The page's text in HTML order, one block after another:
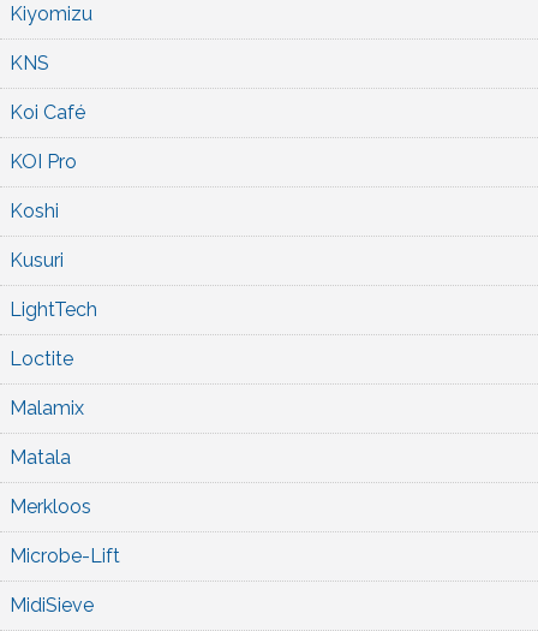
Kiyomizu
KNS
Koi Café
KOI Pro
Koshi
Kusuri
LightTech
Loctite
Malamix
Matala
Merkloos
Microbe-Lift
MidiSieve